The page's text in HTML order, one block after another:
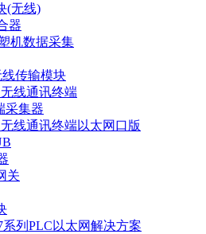
(无线)
器
机数据采集
传输模块
线通讯终端
采集器
线通讯终端以太网口版
关
系列PLC以太网解决方案